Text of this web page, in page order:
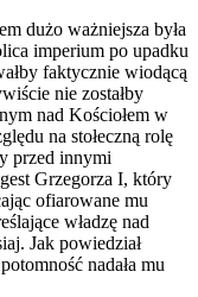
dużo ważniejsza była
imperium po upadku
faktycznie wiodącą
nie zostałby
nad Kościołem w
na stołeczną rolę
przed innymi
Grzegorza I, który
ofiarowane mu
władzę nad
Jak powiedział
nadała mu